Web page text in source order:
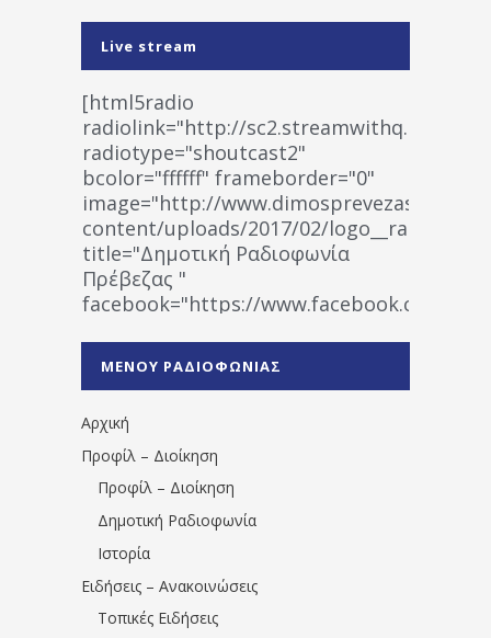
Live stream
[html5radio
radiolink="http://
radiotype="shoutcast2"
bcolor="ffffff" frameborder="0"
image="http://www.dimosprevezas.gr/wp-
content/uploads/2017/02/
title="Δημοτική Ραδιοφωνία
Πρέβεζας "
facebook="https://www.facebook.com/
1531194763766854/" artist="" ]
ΜΕΝΟΥ ΡΑΔΙΟΦΩΝΙΑΣ
Αρχική
Προφίλ – Διοίκηση
Προφίλ – Διοίκηση
Δημοτική Ραδιοφωνία
Ιστορία
Ειδήσεις – Ανακοινώσεις
Τοπικές Ειδήσεις